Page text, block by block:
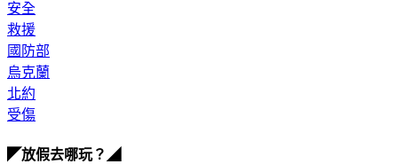
安全
救援
國防部
烏克蘭
北約
受傷
◤放假去哪玩？◢